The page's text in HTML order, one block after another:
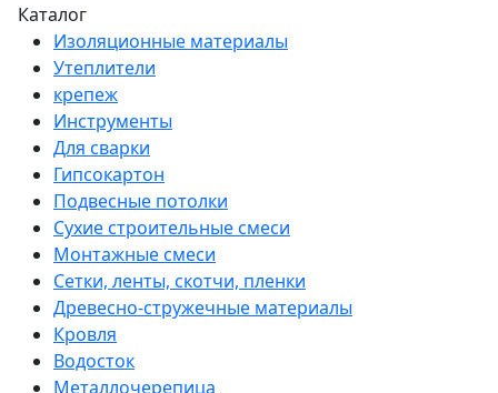
Каталог
Изоляционные материалы
Утеплители
крепеж
Инструменты
Для сварки
Гипсокартон
Подвесные потолки
Сухие строительные смеси
Монтажные смеси
Сетки, ленты, скотчи, пленки
Древесно-стружечные материалы
Кровля
Водосток
Металлочерепица